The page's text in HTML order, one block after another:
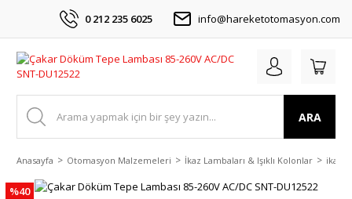
0 212 235 6025 info@hareketotomasyon.com
ARA
Anasayfa Otomasyon Malzemeleri İkaz Lambaları & Işıklı Kolonlar ikaz
%40